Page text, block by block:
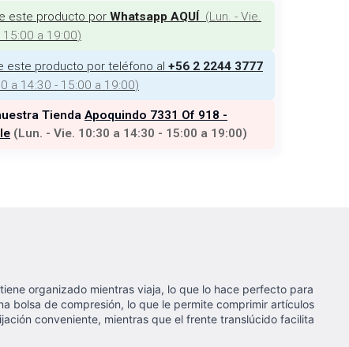
este producto por Whatsapp AQUÍ (Lun. - Vie.
a 19:00)
este producto por teléfono al +56 2 2244 3777
a 14:30 - 15:00 a 19:00)
Tienda Apoquindo 7331 Of 918 -
(Lun. - Vie. 10:30 a 14:30 - 15:00 a 19:00)
organizado mientras viaja, lo que lo hace perfecto para
bolsa de compresión, lo que le permite comprimir artículos
conveniente, mientras que el frente translúcido facilita